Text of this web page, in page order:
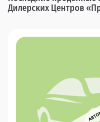
Дилерских Центров